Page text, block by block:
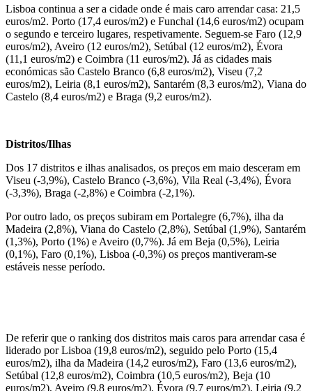
Lisboa continua a ser a cidade onde é mais caro arrendar casa: 21,5
euros/m2. Porto (17,4 euros/m2) e Funchal (14,6 euros/m2) ocupam
o segundo e terceiro lugares, respetivamente. Seguem-se Faro (12,9
euros/m2), Aveiro (12 euros/m2), Setúbal (12 euros/m2), Évora
(11,1 euros/m2) e Coimbra (11 euros/m2). Já as cidades mais
económicas são Castelo Branco (6,8 euros/m2), Viseu (7,2
euros/m2), Leiria (8,1 euros/m2), Santarém (8,3 euros/m2), Viana do
Castelo (8,4 euros/m2) e Braga (9,2 euros/m2).
Distritos/Ilhas
Dos 17 distritos e ilhas analisados, os preços em maio desceram em
Viseu (-3,9%), Castelo Branco (-3,6%), Vila Real (-3,4%), Évora
(-3,3%), Braga (-2,8%) e Coimbra (-2,1%).
Por outro lado, os preços subiram em Portalegre (6,7%), ilha da
Madeira (2,8%), Viana do Castelo (2,8%), Setúbal (1,9%), Santarém
(1,3%), Porto (1%) e Aveiro (0,7%). Já em Beja (0,5%), Leiria
(0,1%), Faro (0,1%), Lisboa (-0,3%) os preços mantiveram-se
estáveis nesse período.
De referir que o ranking dos distritos mais caros para arrendar casa é
liderado por Lisboa (19,8 euros/m2), seguido pelo Porto (15,4
euros/m2), ilha da Madeira (14,2 euros/m2), Faro (13,6 euros/m2),
Setúbal (12,8 euros/m2), Coimbra (10,5 euros/m2), Beja (10
euros/m2), Aveiro (9,8 euros/m2), Évora (9,7 euros/m2), Leiria (9,2